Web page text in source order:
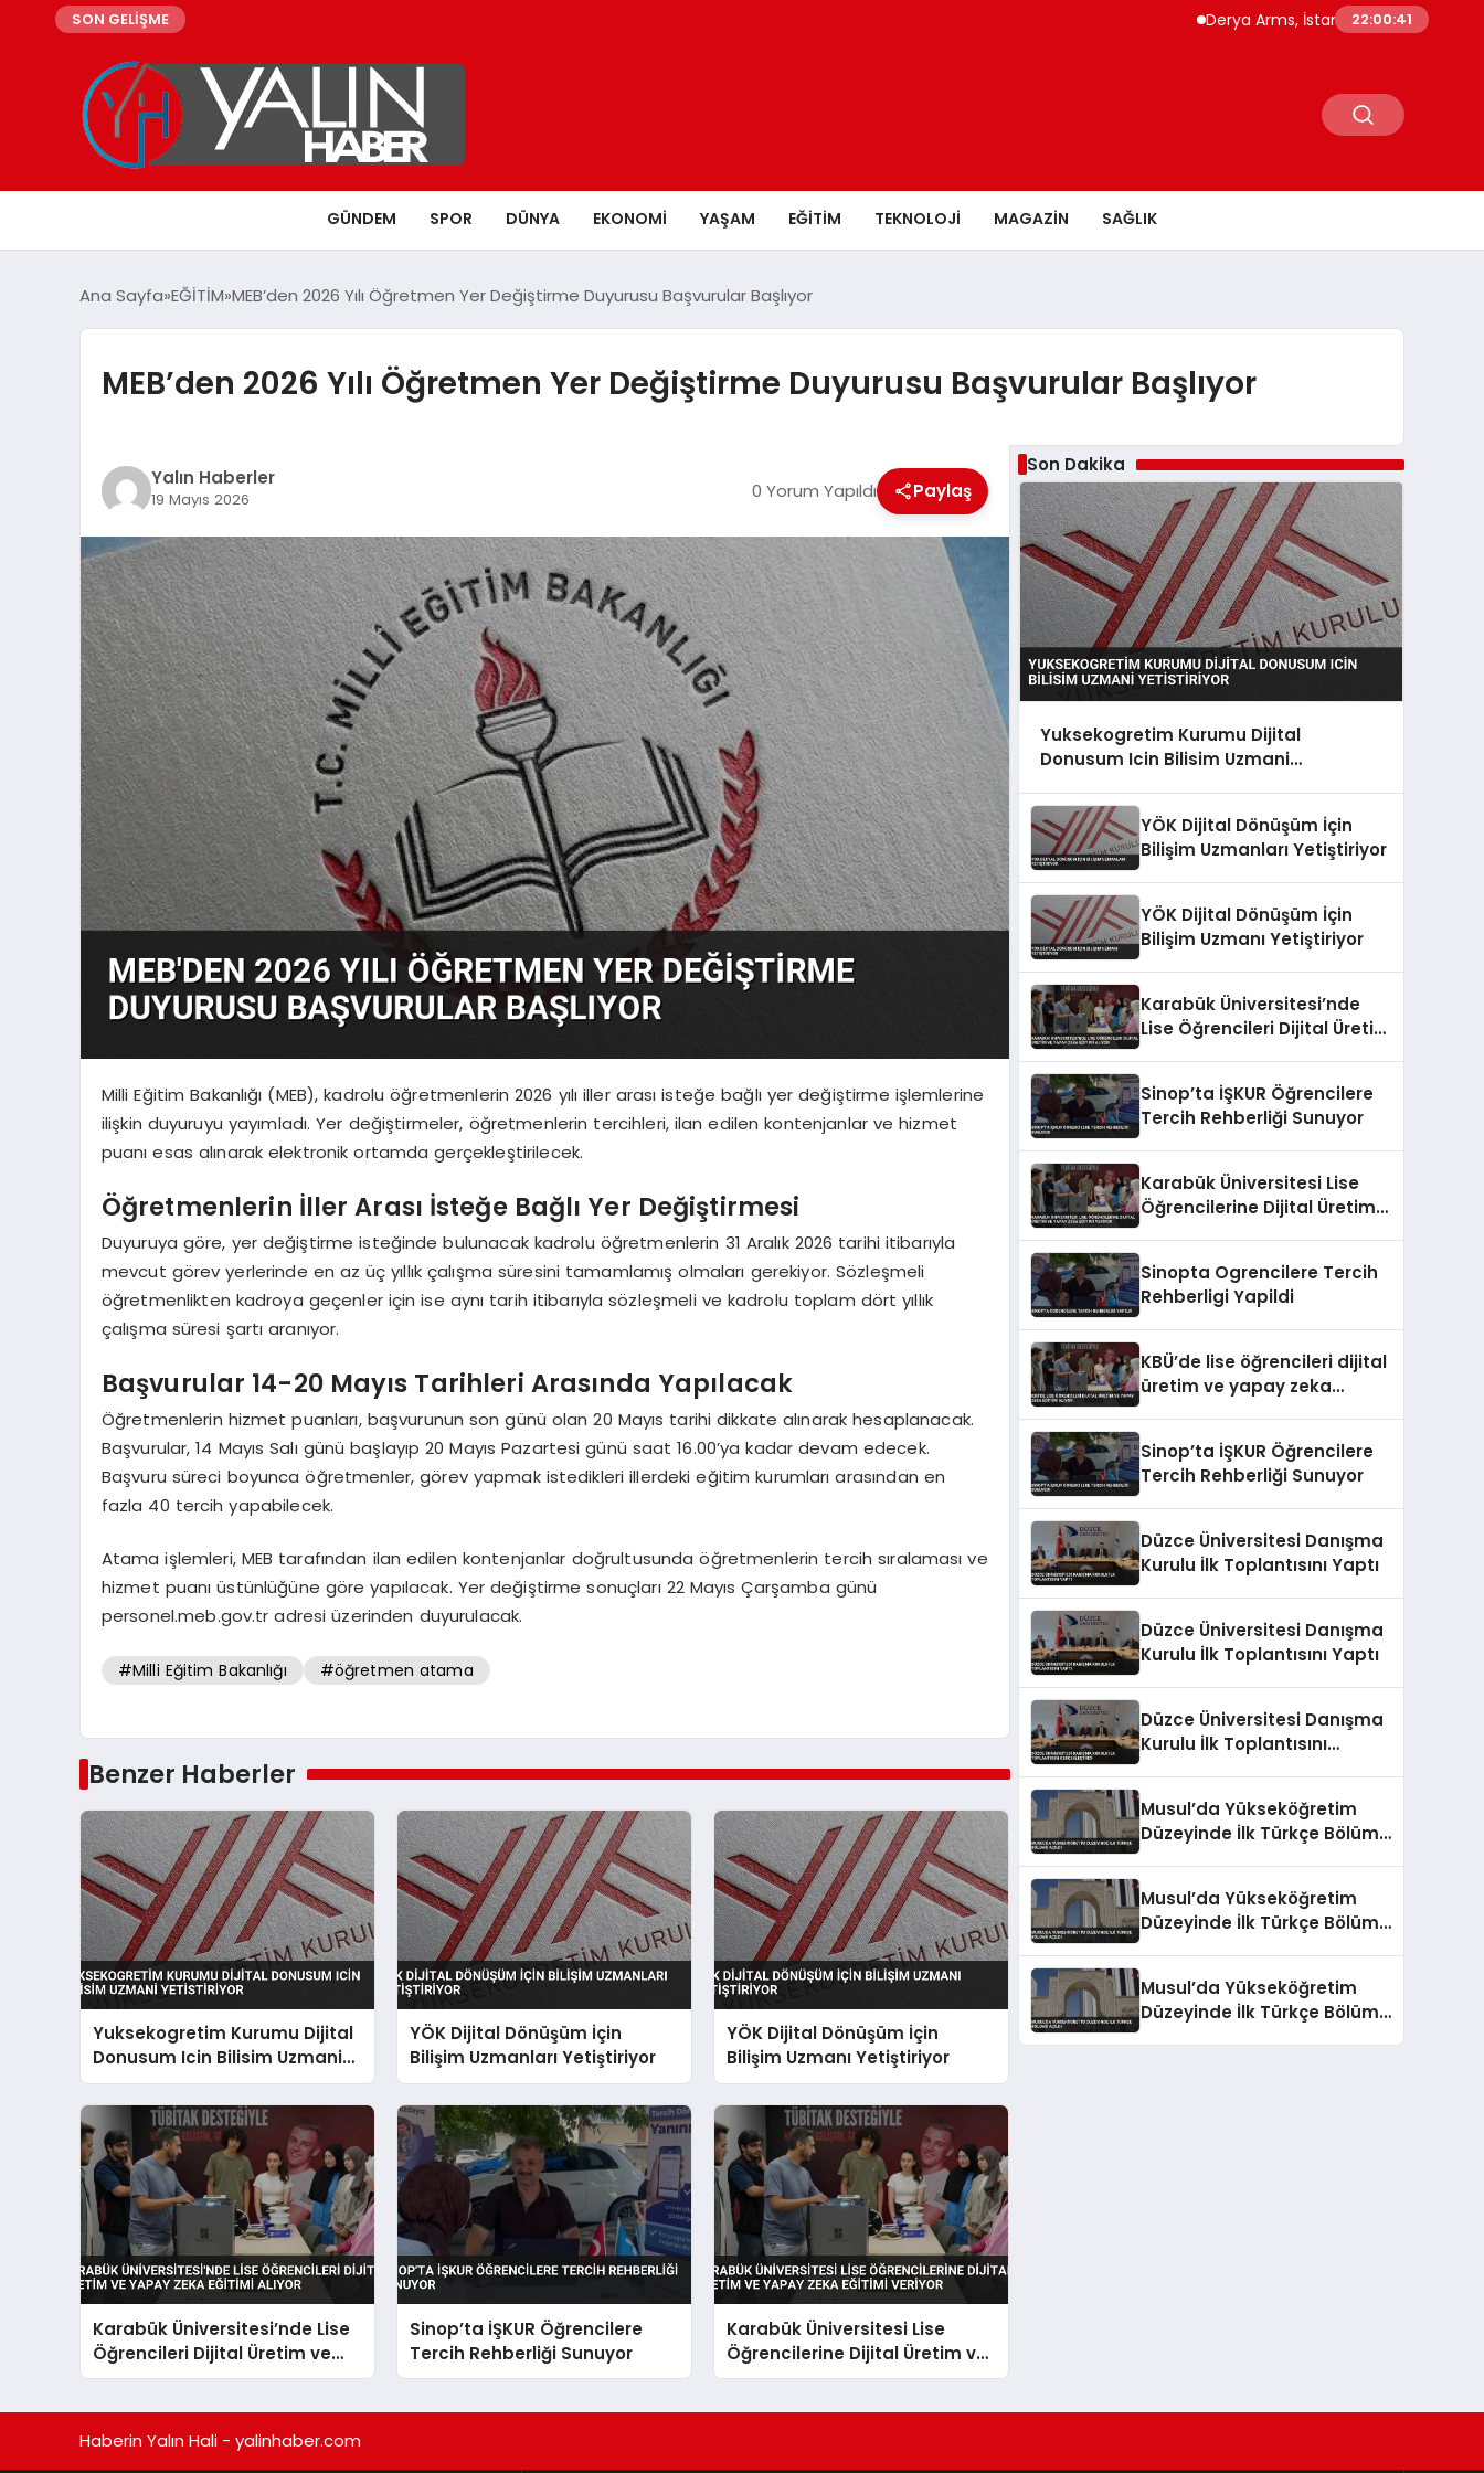
SON GELİŞME Derya Arms, İstanbul Prohunt 2026’da
22:00:42
GÜNDEM SPOR DÜNYA EKONOMİ YAŞAM EĞİTİM TEKNOLOJİ MAGAZİN SAĞLIK
Ana Sayfa EĞİTİM MEB’den 2026 Yılı Öğretmen Yer Değiştirme Duyurusu Başvurular Başlıyor
MEB’den 2026 Yılı Öğretmen Yer Değiştirme Duyurusu Başvurular Başlıyor
Yalın Haberler
19 Mayıs 2026 0 Yorum Yapıldı Paylaş
Milli Eğitim Bakanlığı (MEB), kadrolu öğretmenlerin 2026 yılı iller arası isteğe bağlı yer değiştirme işlemlerine
ilişkin duyuruyu yayımladı. Yer değiştirmeler, öğretmenlerin tercihleri, ilan edilen kontenjanlar ve hizmet
puanı esas alınarak elektronik ortamda gerçekleştirilecek.
Öğretmenlerin İller Arası İsteğe Bağlı Yer Değiştirmesi
Duyuruya göre, yer değiştirme isteğinde bulunacak kadrolu öğretmenlerin 31 Aralık 2026 tarihi itibarıyla
mevcut görev yerlerinde en az üç yıllık çalışma süresini tamamlamış olmaları gerekiyor. Sözleşmeli
öğretmenlikten kadroya geçenler için ise aynı tarih itibarıyla sözleşmeli ve kadrolu toplam dört yıllık
çalışma süresi şartı aranıyor.
Başvurular 14-20 Mayıs Tarihleri Arasında Yapılacak
Öğretmenlerin hizmet puanları, başvurunun son günü olan 20 Mayıs tarihi dikkate alınarak hesaplanacak.
Başvurular, 14 Mayıs Salı günü başlayıp 20 Mayıs Pazartesi günü saat 16.00’ya kadar devam edecek.
Başvuru süreci boyunca öğretmenler, görev yapmak istedikleri illerdeki eğitim kurumları arasından en
fazla 40 tercih yapabilecek.
Atama işlemleri, MEB tarafından ilan edilen kontenjanlar doğrultusunda öğretmenlerin tercih sıralaması ve
hizmet puanı üstünlüğüne göre yapılacak. Yer değiştirme sonuçları 22 Mayıs Çarşamba günü
personel.meb.gov.tr adresi üzerinden duyurulacak.
#Milli Eğitim Bakanlığı #öğretmen atama
Benzer Haberler
Yuksekogretim Kurumu Dijital
Donusum Icin Bilisim Uzmani
Yetistiriyor
YÖK Dijital Dönüşüm İçin
Bilişim Uzmanları Yetiştiriyor
YÖK Dijital Dönüşüm İçin
Bilişim Uzmanı Yetiştiriyor
Karabük Üniversitesi’nde Lise
Öğrencileri Dijital Üretim ve
Yapay Zeka Eğitimi Alıyor
Sinop’ta İŞKUR Öğrencilere
Tercih Rehberliği Sunuyor
Karabük Üniversitesi Lise
Öğrencilerine Dijital Üretim ve
Yapay Zeka Eğitimi Veriyor
Son Dakika
Yuksekogretim Kurumu Dijital
Donusum Icin Bilisim Uzmani
YÖK Dijital Dönüşüm İçin
Bilişim Uzmanları Yetiştiriyor
YÖK Dijital Dönüşüm İçin
Bilişim Uzmanı Yetiştiriyor
Karabük Üniversitesi’nde
Lise Öğrencileri Dijital Üretim
Sinop’ta İŞKUR Öğrencilere
Tercih Rehberliği Sunuyor
Karabük Üniversitesi Lise
Öğrencilerine Dijital Üretim
Sinopta Ogrencilere Tercih
Rehberligi Yapildi
KBÜ’de lise öğrencileri dijital
üretim ve yapay zeka
Sinop’ta İŞKUR Öğrencilere
Tercih Rehberliği Sunuyor
Düzce Üniversitesi Danışma
Kurulu İlk Toplantısını Yaptı
Düzce Üniversitesi Danışma
Kurulu İlk Toplantısını Yaptı
Düzce Üniversitesi Danışma
Kurulu İlk Toplantısını
Musul’da Yükseköğretim
Düzeyinde İlk Türkçe Bölümü
Musul’da Yükseköğretim
Düzeyinde İlk Türkçe Bölümü
Musul’da Yükseköğretim
Düzeyinde İlk Türkçe Bölümü
Haberin Yalın Hali - yalinhaber.com